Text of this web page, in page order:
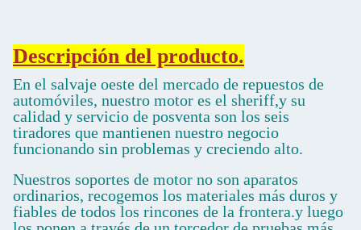
Descripción del producto.
En el salvaje oeste del mercado de repuestos de
automóviles, nuestro motor es el sheriff,y su
calidad y servicio de posventa son los seis
tiradores que mantienen nuestro negocio
funcionando sin problemas y creciendo alto.
Nuestros soportes de motor no son aparatos
ordinarios, recogemos los materiales más duros y
fiables de todos los rincones de la frontera.y luego